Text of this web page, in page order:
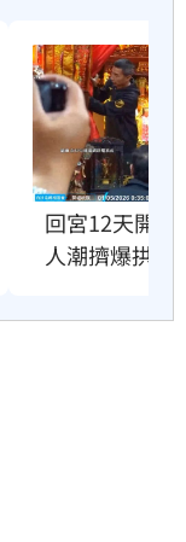
回宮12天開
人潮擠爆拱天